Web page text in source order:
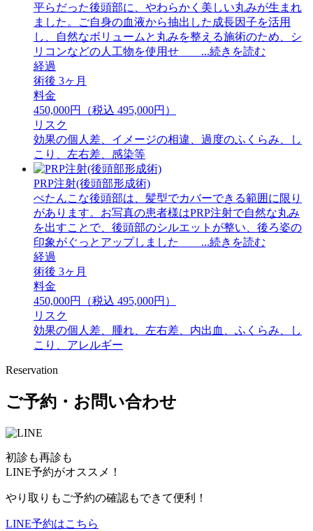
平らだった後頭部に、やわらかく美しい丸みが生まれ
ました。ご自身の血液から抽出した成長因子を活用
し、自然なボリュームと丸みを整える施術のため、シ
リコンなどの人工物を使用せ ...続きを読む
経過
術後 3ヶ月
料金
450,000円（税込 495,000円）
リスク
効果の個人差、イメージの相違、過度のふくらみ、し
こり、左右差、感染等
PRP注射(後頭部形成術)
ぺたんこな後頭部は、髪型でカバーできる範囲に限り
があります。お写真の患者様はPRP注射で自然な丸み
を出すことで、後頭部のシルエットが整い、後ろ姿の
印象がぐっとアップしました ...続きを読む
経過
術後 3ヶ月
料金
450,000円（税込 495,000円）
リスク
効果の個人差、腫れ、左右差、内出血、ふくらみ、し
こり、アレルギー
Reservation
ご予約・お問い合わせ
初診も再診も
LINE予約がオススメ！
やり取りもご予約の確認もできて便利！
LINE予約はこちら